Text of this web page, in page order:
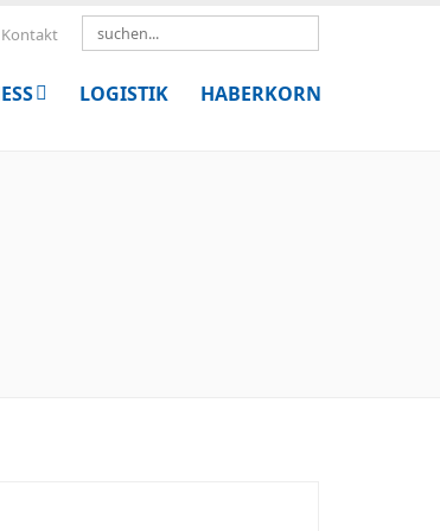
Kontakt
LOGISTIK HABERKORN